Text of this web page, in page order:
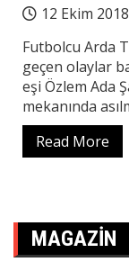
12 Ekim 2018
Futbolcu Arda
geçen olaylar
eşi Özlem Ada
mekanında
Read More
MAGAZIN